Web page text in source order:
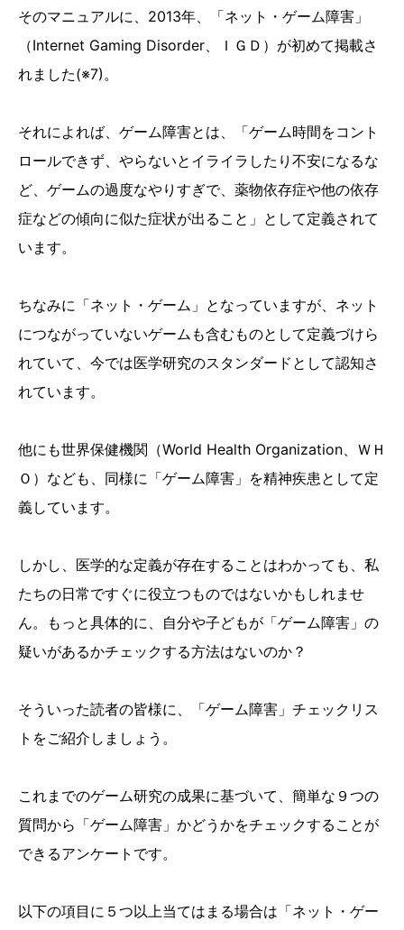
そのマニュアルに、2013年、「ネット・ゲーム障害」
（Internet Gaming Disorder、ＩＧＤ）が初めて掲載さ
れました(※7)。
それによれば、ゲーム障害とは、「ゲーム時間をコント
ロールできず、やらないとイライラしたり不安になるな
ど、ゲームの過度なやりすぎで、薬物依存症や他の依存
症などの傾向に似た症状が出ること」として定義されて
います。
ちなみに「ネット・ゲーム」となっていますが、ネット
につながっていないゲームも含むものとして定義づけら
れていて、今では医学研究のスタンダードとして認知さ
れています。
他にも世界保健機関（World Health Organization、ＷＨ
Ｏ）なども、同様に「ゲーム障害」を精神疾患として定
義しています。
しかし、医学的な定義が存在することはわかっても、私
たちの日常ですぐに役立つものではないかもしれませ
ん。もっと具体的に、自分や子どもが「ゲーム障害」の
疑いがあるかチェックする方法はないのか？
そういった読者の皆様に、「ゲーム障害」チェックリス
トをご紹介しましょう。
これまでのゲーム研究の成果に基づいて、簡単な９つの
質問から「ゲーム障害」かどうかをチェックすることが
できるアンケートです。
以下の項目に５つ以上当てはまる場合は「ネット・ゲー